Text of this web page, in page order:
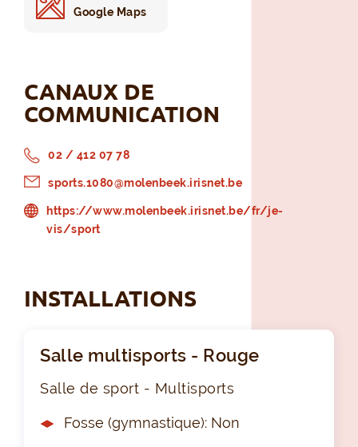
Google Maps
CANAUX DE
COMMUNICATION
02 / 412 07 78
sports.1080@molenbeek.irisnet.be
https://www.molenbeek.irisnet.be/fr/je-
vis/sport
INSTALLATIONS
Salle multisports - Rouge
Salle de sport - Multisports
Fosse (gymnastique): Non